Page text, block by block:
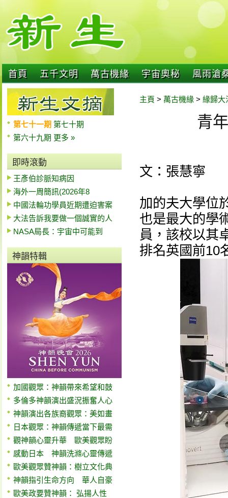
首頁 五千文明 萬古機緣 宇宙奧秘 風雨滄
第七十一期 第七十期
第六十九期 更多 »
即時滾動
王彥伯診脈知病因
海外一周簡訊(2026年8
中國法輪功學員近期遭迫害案
大法告訴我要做一個誠實的人
NASA局長：宇宙中可能到
神韻特輯
加國觀眾：神韻帶來希望和鼓
多倫多神韻演出盛況振奮人心
神韻演出各族裔觀眾：美如畫
日本觀眾：神韻傳遞當下最需
觀神韻心靈升華 歐美觀眾盼
感動日本 神韻洗滌心靈傳遞
歐美觀眾贊神韻：樹立文化典
神韻指引生命方向 華人自豪
歐美政要贊神韻： 弘揚人性
主頁 > 萬古機緣 > 緣歸大
青
文：張慧寧
加的夫大學位
也是最大的學
員，該校以其
排名英國前10